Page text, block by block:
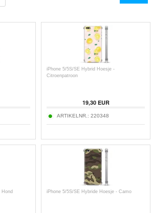
iPhone 5/5S/SE Hybrid Hoesje -
Citroenpatroon
19,30EUR
ARTIKELNR.: 220348
Hond iPhone 5/5S/SE Hybride Hoesje - Camo